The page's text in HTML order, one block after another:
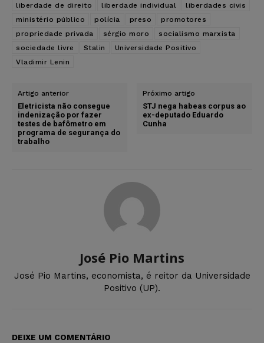
liberdade de direito liberdade individual
liberdades civis
ministério público
polícia preso
promotores
propriedade privada
sérgio moro
socialismo marxista
sociedade livre
Stalin
Universidade Positivo
Vladimir Lenin
Artigo anterior
Eletricista não consegue
indenização por fazer
testes de bafômetro em
programa de segurança do
trabalho
Próximo artigo
STJ nega habeas corpus ao
ex-deputado Eduardo
Cunha
José Pio Martins
José Pio Martins, economista, é reitor da Universidade
Positivo (UP).
DEIXE UM COMENTÁRIO